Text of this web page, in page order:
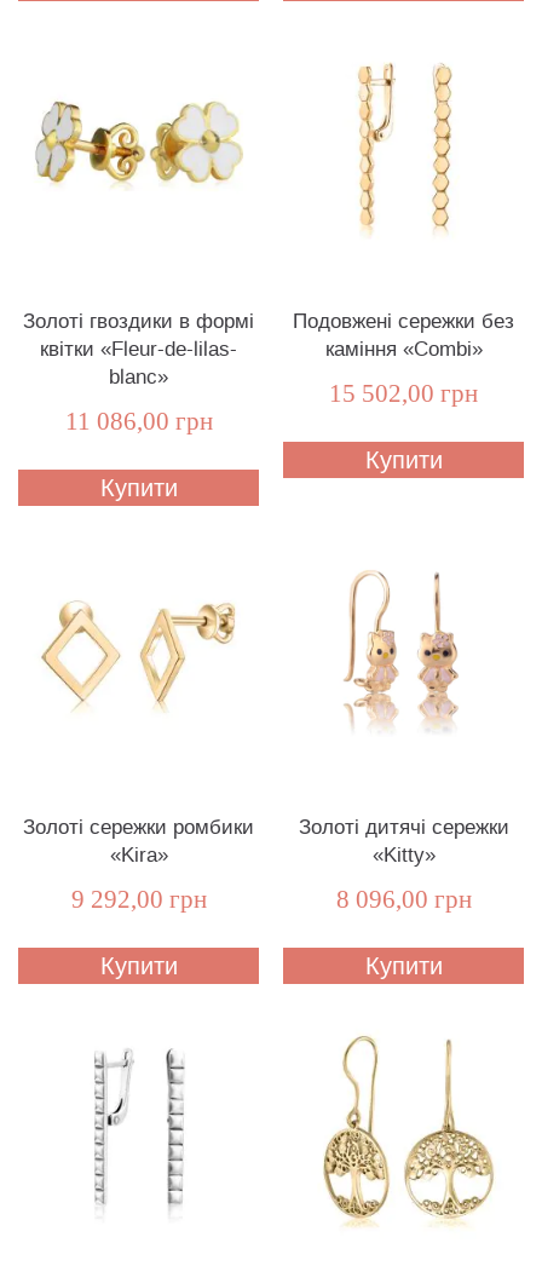
Золоті гвоздики в формі
квітки «Fleur-de-lilas-
blanc»
11 086,00 грн
Купити
Подовжені сережки без
каміння «Combi»
15 502,00 грн
Купити
Золоті сережки ромбики
«Kira»
9 292,00 грн
Купити
Золоті дитячі сережки
«Kitty»
8 096,00 грн
Купити